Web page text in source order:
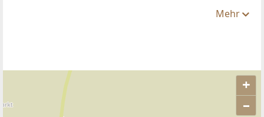
Mehr
+
–
ANBIETER KONTAKTIEREN